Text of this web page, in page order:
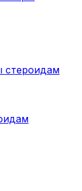
стероидам